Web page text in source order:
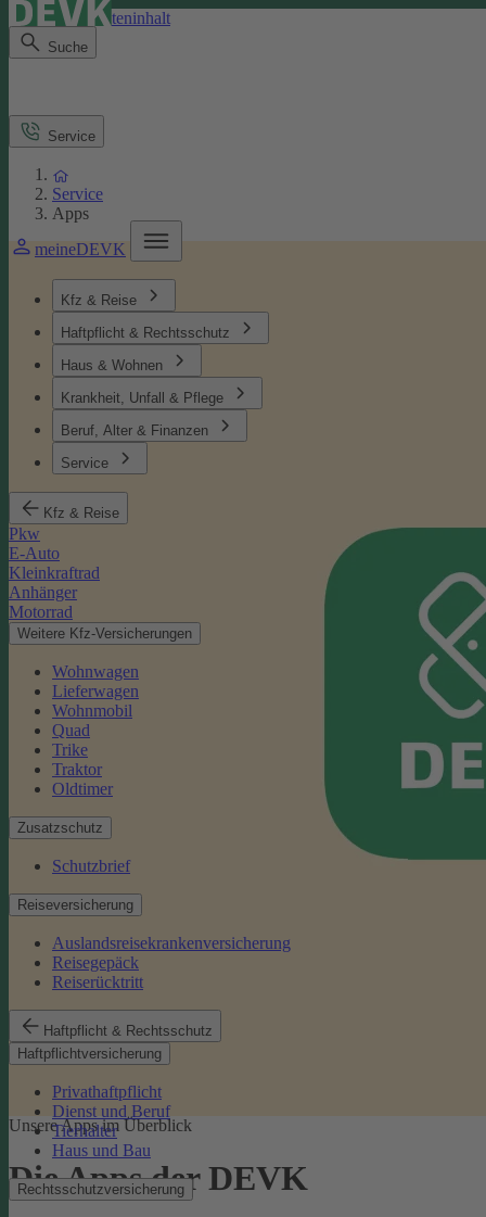
Direkt zum Seiteninhalt
Suche
meineDEVK
Kfz & Reise
Haftpflicht & Rechtsschutz
Haus & Wohnen
Krankheit, Unfall & Pflege
Beruf, Alter & Finanzen
Service
Kfz & Reise
Pkw
E-Auto
Kleinkraftrad
Anhänger
Motorrad
Weitere Kfz-Versicherungen
Wohnwagen
Lieferwagen
Wohnmobil
Quad
Trike
Traktor
Oldtimer
Zusatzschutz
Schutzbrief
Reiseversicherung
Auslandsreisekrankenversicherung
Reisegepäck
Reiserücktritt
Haftpflicht & Rechtsschutz
Haftpflichtversicherung
Privathaftpflicht
Dienst und Beruf
Tierhalter
Haus und Bau
Rechtsschutzversicherung
Service
Service
Apps
Unsere Apps im Überblick
Die Apps der DEVK